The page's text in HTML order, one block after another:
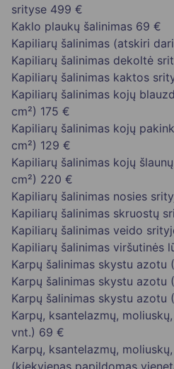
srityse 499 €
Kaklo plaukų šalinimas 69 €
Kapiliarų šalinimas (atskiri
Kapiliarų šalinimas dekoltė
Kapiliarų šalinimas kaktos
Kapiliarų šalinimas kojų
cm²) 175 €
Kapiliarų šalinimas kojų
cm²) 129 €
Kapiliarų šalinimas kojų
cm²) 220 €
Kapiliarų šalinimas nosies
Kapiliarų šalinimas skruostų
Kapiliarų šalinimas veido
Kapiliarų šalinimas viršutinės
Karpų šalinimas skystu azotu
Karpų šalinimas skystu azotu
Karpų šalinimas skystu azotu
Karpų, ksantelazmų,
vnt.) 69 €
Karpų, ksantelazmų,
(kiekvienas papildomas